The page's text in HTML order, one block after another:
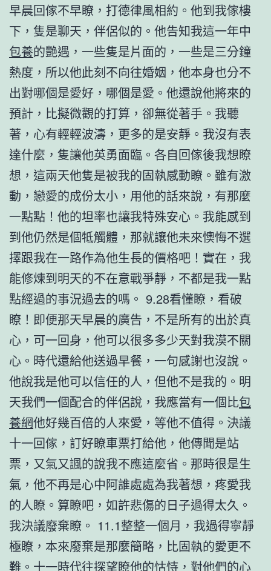
早晨回傢不早瞭，打德律風相約。他到我傢樓
下，隻是聊天，伴侶似的。他告知我這一年中
包養的艷遇，一些隻是片面的，一些是三分鐘
熱度，所以他此刻不向往婚姻，他本身也分不
出對哪個是愛好，哪個是愛。他還說他將來的
預計，比擬微觀的打算，卻無從著手。我聽
著，心有輕輕波濤，更多的是安靜。我沒有表
達什麼，隻讓他英勇面臨。各自回傢後我想瞭
想，這兩天他隻是被我的固執感動瞭。雖有激
動，戀愛的成份太小，用他的話來說，有那麼
一點點！他的坦率也讓我特殊安心。我能感到
到他仍然是個牴觸體，那就讓他未來懊悔不選
擇跟我在一路作為他生長的價格吧！實在，我
能修煉到明天的不在意戰爭靜，不都是我一點
點經過的事況過去的嗎。 9.28看懂瞭，看破
瞭！即便那天早晨的廣告，不是所有的出於真
心，可一回身，他可以很多多少天對我漠不關
心。時代還給他送過早餐，一句感謝也沒說。
他說我是他可以信任的人，但他不是我的。明
天我們一個配合的伴侶說，我應當有一個比包
養網他好幾百倍的人來愛，等他不值得。決議
十一回傢，訂好瞭車票打給他，他傳聞是站
票，又氣又諷的說我不應這麼省。那時很是生
氣，他不再是心中阿誰處處為我著想，疼愛我
的人瞭。算瞭吧，如許悲傷的日子過得太久。
我決議廢棄瞭。 11.1整整一個月，我過得寧靜
極瞭，本來廢棄是那麼簡略，比固執的愛更不
難。十一時代往探望瞭他的怙恃，對他們的心